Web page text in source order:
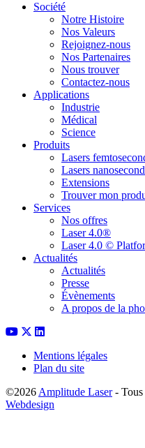
Société
Notre Histoire
Nos Valeurs
Rejoignez-nous
Nos Partenaires
Nous trouver
Contactez-nous
Applications
Industrie
Médical
Science
Produits
Lasers
Lasers
Extensions
Trouver mon
Services
Nos offres
Laser 4.0®
Laser 4.0 ©
Actualités
Actualités
Presse
Évènements
A propos de la
Mentions légales
Plan du site
©2026 Amplitude Laser- Tous
Webdesign